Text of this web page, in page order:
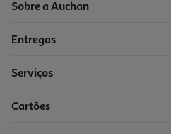
Sobre a Auchan
Entregas
Serviços
Cartões